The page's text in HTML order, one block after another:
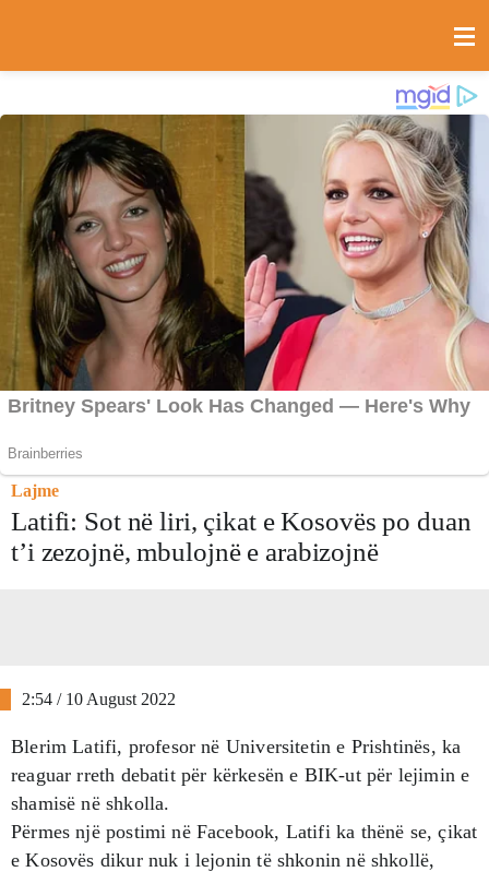
Lajme
Latifi: Sot në liri, çikat e Kosovës po duan
t’i zezojnë, mbulojnë e arabizojnë
2:54 / 10 August 2022
Blerim Latifi, profesor në Universitetin e Prishtinës, ka
reaguar rreth debatit për kërkesën e BIK-ut për lejimin e
shamisë në shkolla.
Përmes një postimi në Facebook, Latifi ka thënë se, çikat
e Kosovës dikur nuk i lejonin të shkonin në shkollë,